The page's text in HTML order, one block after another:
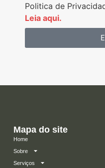
Politica de
Leia aqui.
Mapa do site
Home
Sobre
Serviços